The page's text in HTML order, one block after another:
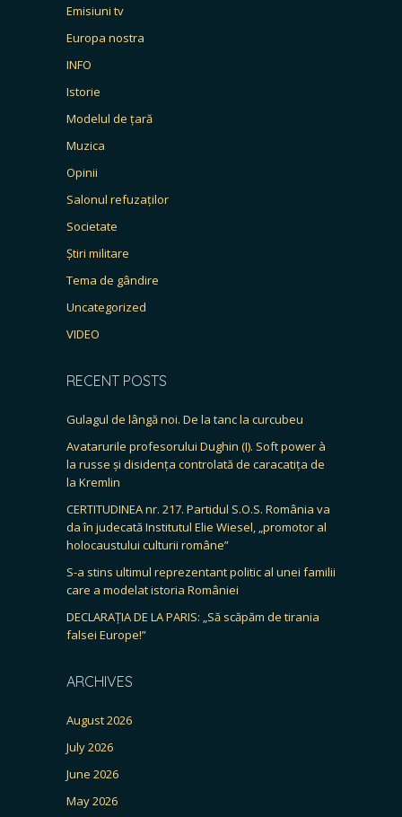
Emisiuni tv
Europa nostra
INFO
Istorie
Modelul de țară
Muzica
Opinii
Salonul refuzaților
Societate
Știri militare
Tema de gândire
Uncategorized
VIDEO
RECENT POSTS
Gulagul de lângă noi. De la tanc la curcubeu
Avatarurile profesorului Dughin (I). Soft power à
la russe și disidența controlată de caracatița de
la Kremlin
CERTITUDINEA nr. 217. Partidul S.O.S. România va
da în judecată Institutul Elie Wiesel, „promotor al
holocaustului culturii române”
S-a stins ultimul reprezentant politic al unei familii
care a modelat istoria României
DECLARAȚIA DE LA PARIS: „Să scăpăm de tirania
falsei Europe!”
ARCHIVES
August 2026
July 2026
June 2026
May 2026